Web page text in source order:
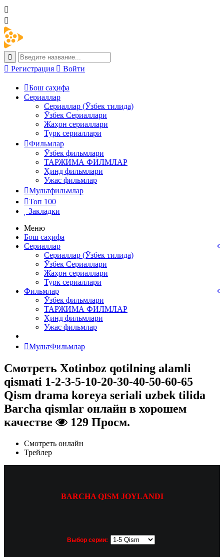
Регистрация Войти
Бош саҳифа
Сериаллар
Сериаллар (Ўзбек тилида)
Ўзбек Сериаллари
Жаҳон сериаллари
Турк сериаллари
Фильмлар
Ўзбек фильмлари
ТАРЖИМА ФИЛМЛАР
Ҳинд фильмлари
Ужас фильмлар
Мультфильмлар
Топ 100
Закладки
Меню
Бош саҳифа
Сериаллар
Сериаллар (Ўзбек тилида)
Ўзбек Сериаллари
Жаҳон сериаллари
Турк сериаллари
Фильмлар
Ўзбек фильмлари
ТАРЖИМА ФИЛМЛАР
Ҳинд фильмлари
Ужас фильмлар
МультФильмлар
Смотреть Xotinboz qotilning alamli
qismati 1-2-3-5-10-20-30-40-50-60-65
Qism drama koreya seriali uzbek tilida
Barcha qismlar онлайн в хорошем
качестве
129 Просм.
Смотреть онлайн
Трейлер
BARCHA QISM JOYLANDI
Выбор серии: